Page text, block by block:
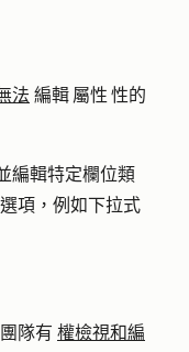
法 編輯 屬性 性的
編輯特定欄位類
項，例如下拉式
隊有 權檢視和編